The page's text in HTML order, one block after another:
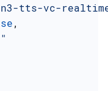
tts-vc-
,